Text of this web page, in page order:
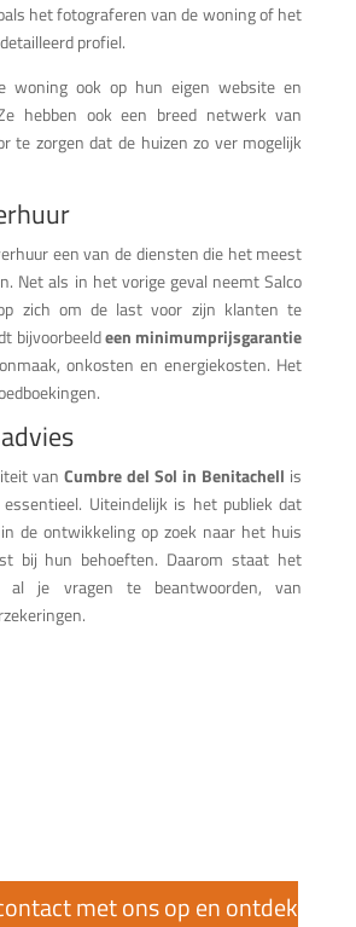
het fotograferen van de woning of het
profiel.
woning ook op hun eigen website en
hebben ook een breed netwerk van
te zorgen dat de huizen zo ver mogelijk
een van de diensten die het meest
Net als in het vorige geval neemt Salco
zich om de last voor zijn klanten te
bijvoorbeeldeen minimumprijsgarantie
onkosten en energiekosten. Het
van Cumbre del Sol in Benitachell is
essentieel. Uiteindelijk is het publiek dat
de ontwikkeling op zoek naar het huis
bij hun behoeften. Daarom staat het
al je vragen te beantwoorden, van
met ons op en ontdek